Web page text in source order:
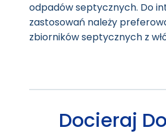
odpadów septycznych. Do
zastosowań należy
zbiorników septycznych z
Docieraj